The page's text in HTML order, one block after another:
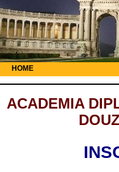
HOME
ACADEMIA